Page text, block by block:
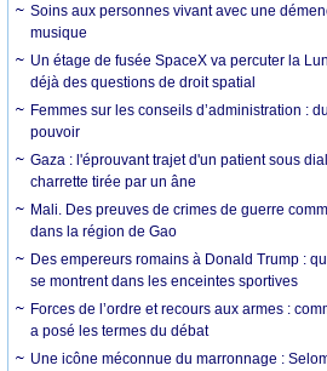
Soins aux personnes vivant avec une
musique
Un étage de fusée SpaceX va percuter la
déjà des questions de droit spatial
Femmes sur les conseils d’administration :
pouvoir
Gaza : l'éprouvant trajet d'un patient sous
charrette tirée par un âne
Mali. Des preuves de crimes de guerre
dans la région de Gao
Des empereurs romains à Donald Trump :
se montrent dans les enceintes sportives
Forces de l’ordre et recours aux armes :
a posé les termes du débat
Une icône méconnue du marronnage :